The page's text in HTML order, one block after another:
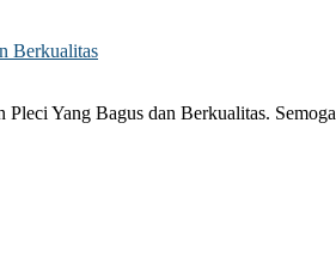
Berkualitas
Yang Bagus dan Berkualitas. Semoga